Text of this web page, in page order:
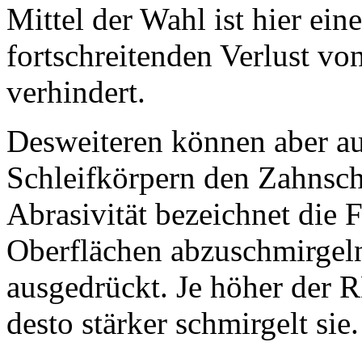
Mittel der Wahl ist hier
fortschreitenden Verlust
verhindert.
Desweiteren können aber
Schleifkörpern den
Abrasivität bezeichnet die
Oberflächen
ausgedrückt. Je höher der
desto stärker schmirgelt sie.